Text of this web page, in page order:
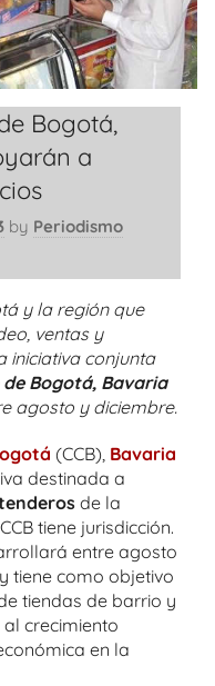
Bogotá,
a
by Periodismo
y la región que
ventas y
iniciativa conjunta
Bogotá, Bavaria
agosto y diciembre.
(CCB), Bavaria
destinada a
de la
tiene jurisdicción.
entre agosto
tiene como objetivo
tiendas de barrio y
crecimiento
en la